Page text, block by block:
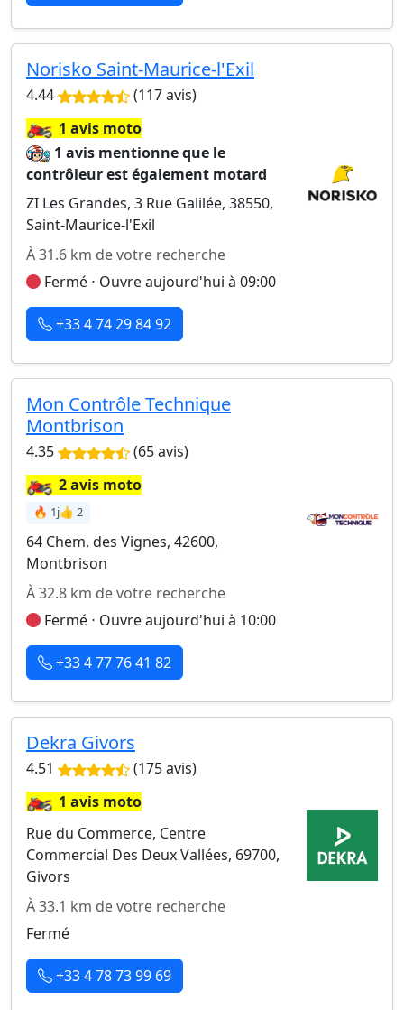
Norisko Saint-Maurice-l'Exil
4.44 (117 avis)
🏍️1 avis moto
1 avis mentionne que le
contrôleur est également motard
ZI Les Grandes, 3 Rue Galilée, 38550,
Saint-Maurice-l'Exil
À 31.6 km de votre recherche
Fermé ⋅ Ouvre aujourd'hui à 09:00
+33 4 74 29 84 92
Mon Contrôle Technique
Montbrison
4.35 (65 avis)
🏍️2 avis moto
🔥 1j👍 2
64 Chem. des Vignes, 42600,
Montbrison
À 32.8 km de votre recherche
Fermé ⋅ Ouvre aujourd'hui à 10:00
+33 4 77 76 41 82
Dekra Givors
4.51 (175 avis)
🏍️1 avis moto
Rue du Commerce, Centre
Commercial Des Deux Vallées, 69700,
Givors
À 33.1 km de votre recherche
Fermé
+33 4 78 73 99 69